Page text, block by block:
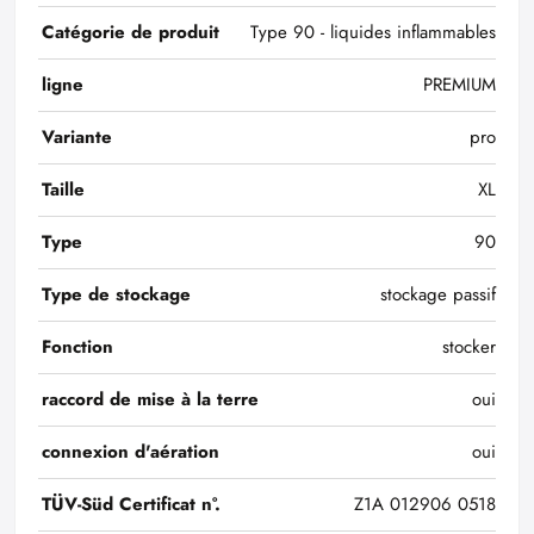
Catégorie de produit
Type 90 - liquides inflammables
ligne
PREMIUM
Variante
pro
Taille
XL
Type
90
Type de stockage
stockage passif
Fonction
stocker
raccord de mise à la terre
oui
connexion d'aération
oui
TÜV-Süd Certificat n°.
Z1A 012906 0518